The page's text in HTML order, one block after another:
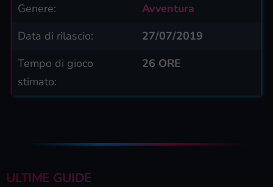
Genere:
Avventura
Data di rilascio:
27/07/2019
Tempo di gioco
stimato:
26 ORE
ULTIME GUIDE